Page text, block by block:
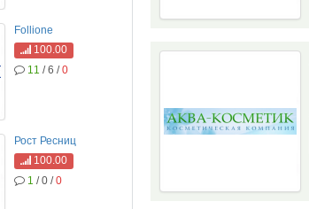
Follione
100.00
11 / 6 /0
Рост Ресниц
100.00
1 / 0 /0